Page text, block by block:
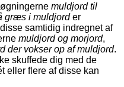
muldjord til
græs i muldjorder
samtidig indregnet af
muldjord og morjord,
der vokser op af muldjord.
skuffede dig med de
eller flere af disse kan